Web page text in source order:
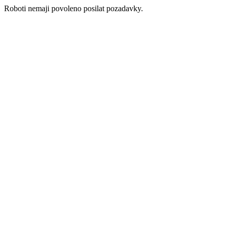
Roboti nemaji povoleno posilat pozadavky.